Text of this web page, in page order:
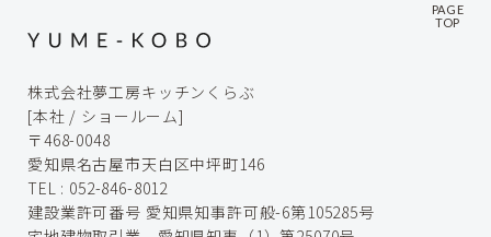
株式会社夢工房キッチンくらぶ
[本社 / ショールーム]
〒468-0048
愛知県名古屋市天白区中坪町146
TEL : 052-846-8012
建設業許可番号 愛知県知事許可般-6第105285号
PAGE
TOP